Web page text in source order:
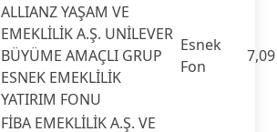
ALLIANZ YAŞAM VE
EMEKLİLİK A.Ş. UNİLEVER
BÜYÜME AMAÇLI GRUP
ESNEK EMEKLİLİK
YATIRIM FONU
Esnek
Fon
7,09
FİBA EMEKLİLİK A.Ş. VE